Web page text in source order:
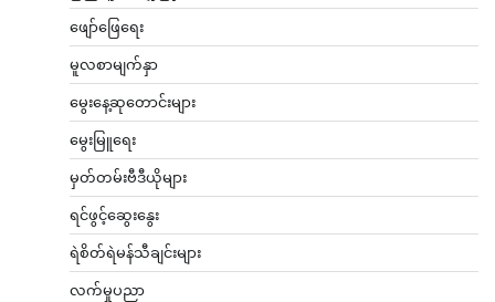
ဖျော်ဖြေရေး
မူလစာမျက်နှာ
မွေးနေ့ဆုတောင်းများ
မွေးမြူရေး
မှတ်တမ်းဗီဒီယိုများ
ရင်ဖွင့်ဆွေးနွေး
ရဲစိတ်ရဲမန်သီချင်းများ
လက်မှုပညာ